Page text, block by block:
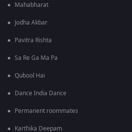
Mahabharat
Jodha Akbar
Pavitra Rishta
Sa Re Ga Ma Pa
Qubool Hai
Dance India Dance
Permanent roommates
Karthika Deepam